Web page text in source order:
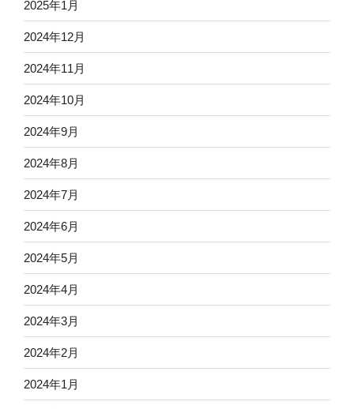
2025年1月
2024年12月
2024年11月
2024年10月
2024年9月
2024年8月
2024年7月
2024年6月
2024年5月
2024年4月
2024年3月
2024年2月
2024年1月